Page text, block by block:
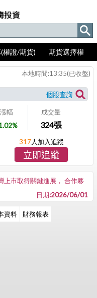
權證/期貨) 期貨選擇權
漲幅
成交量
324張
本地時間:13:35(已收盤)
317人加入追蹤
立即追蹤
上市取得關鍵進展， 合作夥
日期:2026/06/01
資料 財務報表